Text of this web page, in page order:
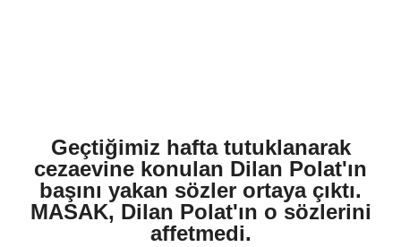
Geçtiğimiz hafta tutuklanarak
cezaevine konulan Dilan Polat'ın
başını yakan sözler ortaya çıktı.
MASAK, Dilan Polat'ın o sözlerini
affetmedi.